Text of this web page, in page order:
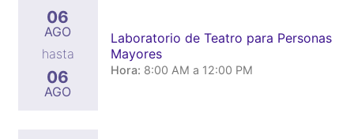
06
AGO
hasta
06
AGO
Laboratorio de Teatro para Personas
Mayores
Hora: 8:00 AM a 12:00 PM